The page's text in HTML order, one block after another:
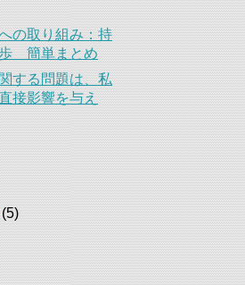
の取り組み：持
簡単まとめ
する問題は、私
接影響を与え
(5)